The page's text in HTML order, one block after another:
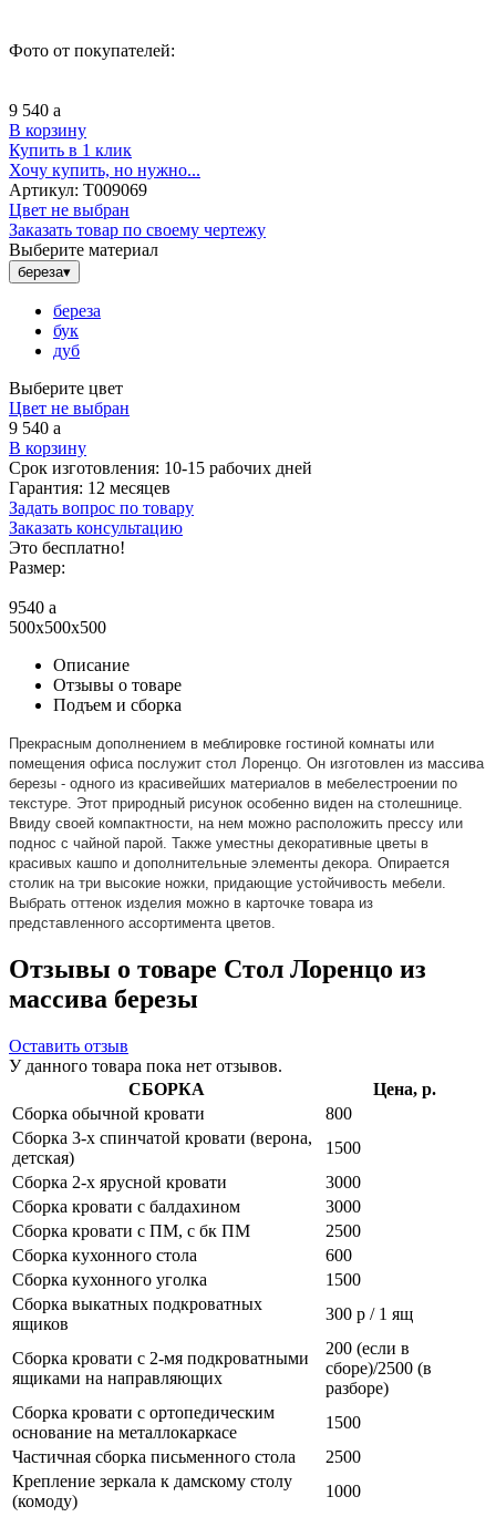
Фото от покупателей:
9 540 a
В корзину
Купить в 1 клик
Хочу купить, но нужно...
Артикул: Т009069
Цвет не выбран
Заказать товар по своему чертежу
Выберите материал
береза▾
береза
бук
дуб
Выберите цвет
Цвет не выбран
9 540 a
В корзину
Срок изготовления: 10-15 рабочих дней
Гарантия: 12 месяцев
Задать вопрос по товару
Заказать консультацию
Это бесплатно!
Размер:
9540 a
500x500x500
Описание
Отзывы о товаре
Подъем и сборка
Прекрасным дополнением в меблировке гостиной комнаты или
помещения офиса послужит стол Лоренцо. Он изготовлен из массива
березы - одного из красивейших материалов в мебелестроении по
текстуре. Этот природный рисунок особенно виден на столешнице.
Ввиду своей компактности, на нем можно расположить прессу или
поднос с чайной парой. Также уместны декоративные цветы в
красивых кашпо и дополнительные элементы декора. Опирается
столик на три высокие ножки, придающие устойчивость мебели.
Выбрать оттенок изделия можно в карточке товара из
представленного ассортимента цветов.
Отзывы о товаре Стол Лоренцо из
массива березы
Оставить отзыв
У данного товара пока нет отзывов.
СБОРКА
Цена, р.
Сборка обычной кровати
800
Сборка 3-х спинчатой кровати (верона,
детская)
1500
Сборка 2-х ярусной кровати
3000
Сборка кровати с балдахином
3000
Сборка кровати с ПМ, с бк ПМ
2500
Сборка кухонного стола
600
Сборка кухонного уголка
1500
Сборка выкатных подкроватных
ящиков
300 р / 1 ящ
Сборка кровати с 2-мя подкроватными
ящиками на направляющих
200 (если в
сборе)/2500 (в
разборе)
Сборка кровати с ортопедическим
основание на металлокаркасе
1500
Частичная сборка письменного стола
2500
Крепление зеркала к дамскому столу
(комоду)
1000